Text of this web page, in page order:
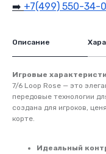
➡️ +7(499) 550-34-
Описание
Игровые
7/6 Loop Rose — это
передовые технологии
создана для игроков,
корте.
Идеальный